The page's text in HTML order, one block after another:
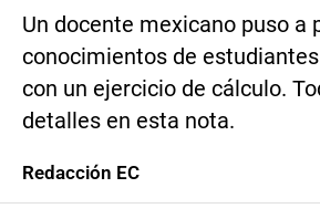
Un docente mexicano puso a
conocimientos de
con un ejercicio de cálculo.
detalles en esta nota.
Redacción EC